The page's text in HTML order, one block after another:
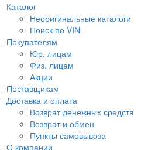
Каталог
Неоригинальные каталоги
Поиск по VIN
Покупателям
Юр. лицам
Физ. лицам
Акции
Поставщикам
Доставка и оплата
Возврат денежных средств
Возврат и обмен
Пункты самовывоза
О компании